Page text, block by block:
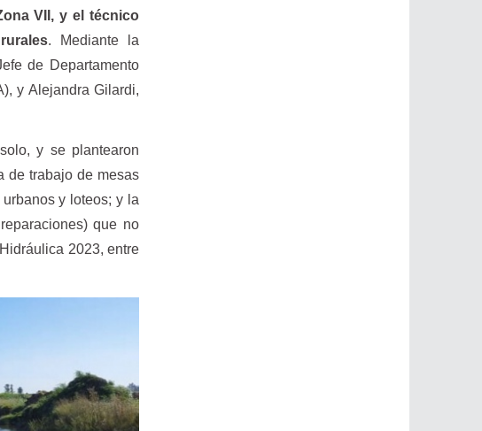
VII, y el técnico
. Mediante la
de Departamento
y Alejandra Gilardi,
y se plantearon
de trabajo de mesas
y loteos; y la
que no
2023, entre